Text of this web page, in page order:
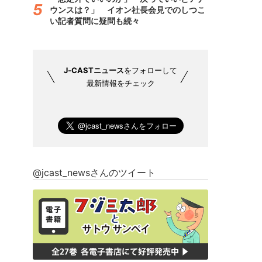
ウンスは？」 イオン社長会見でのしつこ
い記者質問に疑問も続々
J-CASTニュースをフォローして
最新情報をチェック
@jcast_newsさんのツイート